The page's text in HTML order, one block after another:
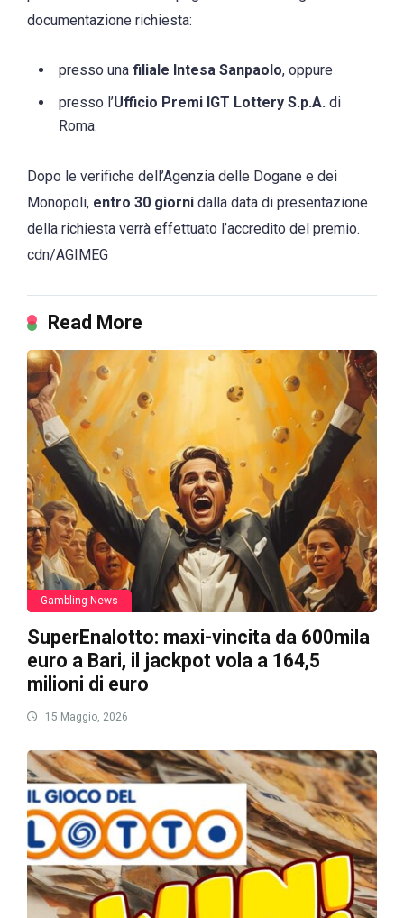
documentazione richiesta:
presso una filiale Intesa Sanpaolo, oppure
presso l’Ufficio Premi IGT Lottery S.p.A. di
Roma.
Dopo le verifiche dell’Agenzia delle Dogane e dei
Monopoli, entro 30 giorni dalla data di presentazione
della richiesta verrà effettuato l’accredito del premio.
cdn/AGIMEG
Read More
Gambling News
SuperEnalotto: maxi-vincita da 600mila
euro a Bari, il jackpot vola a 164,5
milioni di euro
15 Maggio, 2026